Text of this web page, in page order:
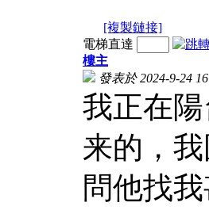
[複製鏈接]
電梯直達
樓主
發表於 2024-9-24
我正在
来的，
問他找